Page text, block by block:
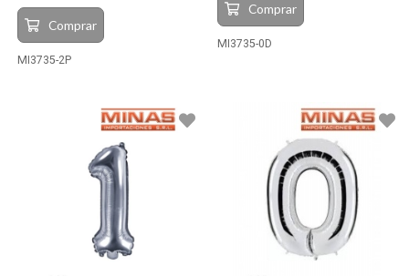
Comprar
MI3735-2P
Comprar
MI3735-0D